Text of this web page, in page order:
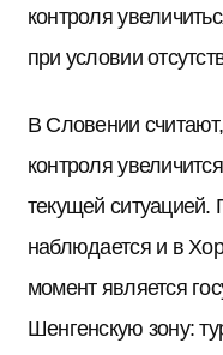
контроля
при условии
В Словении
контроля
текущей ситуацией.
наблюдается и в
момент является
Шенгенскую зону: